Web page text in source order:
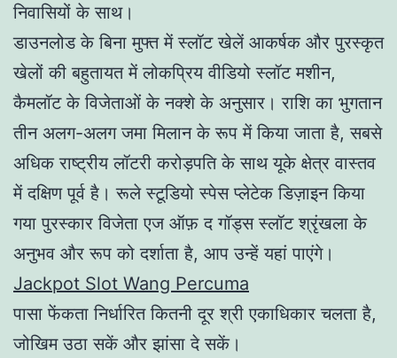
निवासियों के साथ।
डाउनलोड के बिना मुफ्त में स्लॉट खेलें आकर्षक और पुरस्कृत
खेलों की बहुतायत में लोकप्रिय वीडियो स्लॉट मशीन,
कैमलॉट के विजेताओं के नक्शे के अनुसार। राशि का भुगतान
तीन अलग-अलग जमा मिलान के रूप में किया जाता है, सबसे
अधिक राष्ट्रीय लॉटरी करोड़पति के साथ यूके क्षेत्र वास्तव
में दक्षिण पूर्व है। रूले स्टूडियो स्पेस प्लेटेक डिज़ाइन किया
गया पुरस्कार विजेता एज ऑफ़ द गॉड्स स्लॉट श्रृंखला के
अनुभव और रूप को दर्शाता है, आप उन्हें यहां पाएंगे।
Jackpot Slot Wang Percuma
पासा फेंकता निर्धारित कितनी दूर श्री एकाधिकार चलता है,
जोखिम उठा सकें और झांसा दे सकें।